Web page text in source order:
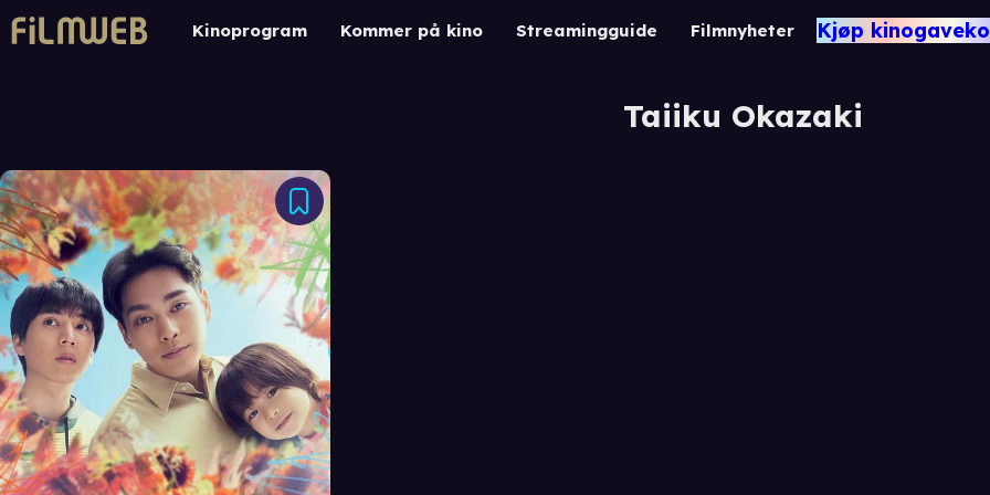
Kinoprogram Kommer på kino Streamingguide Filmnyheter Kjøp
Taiiku Okazaki